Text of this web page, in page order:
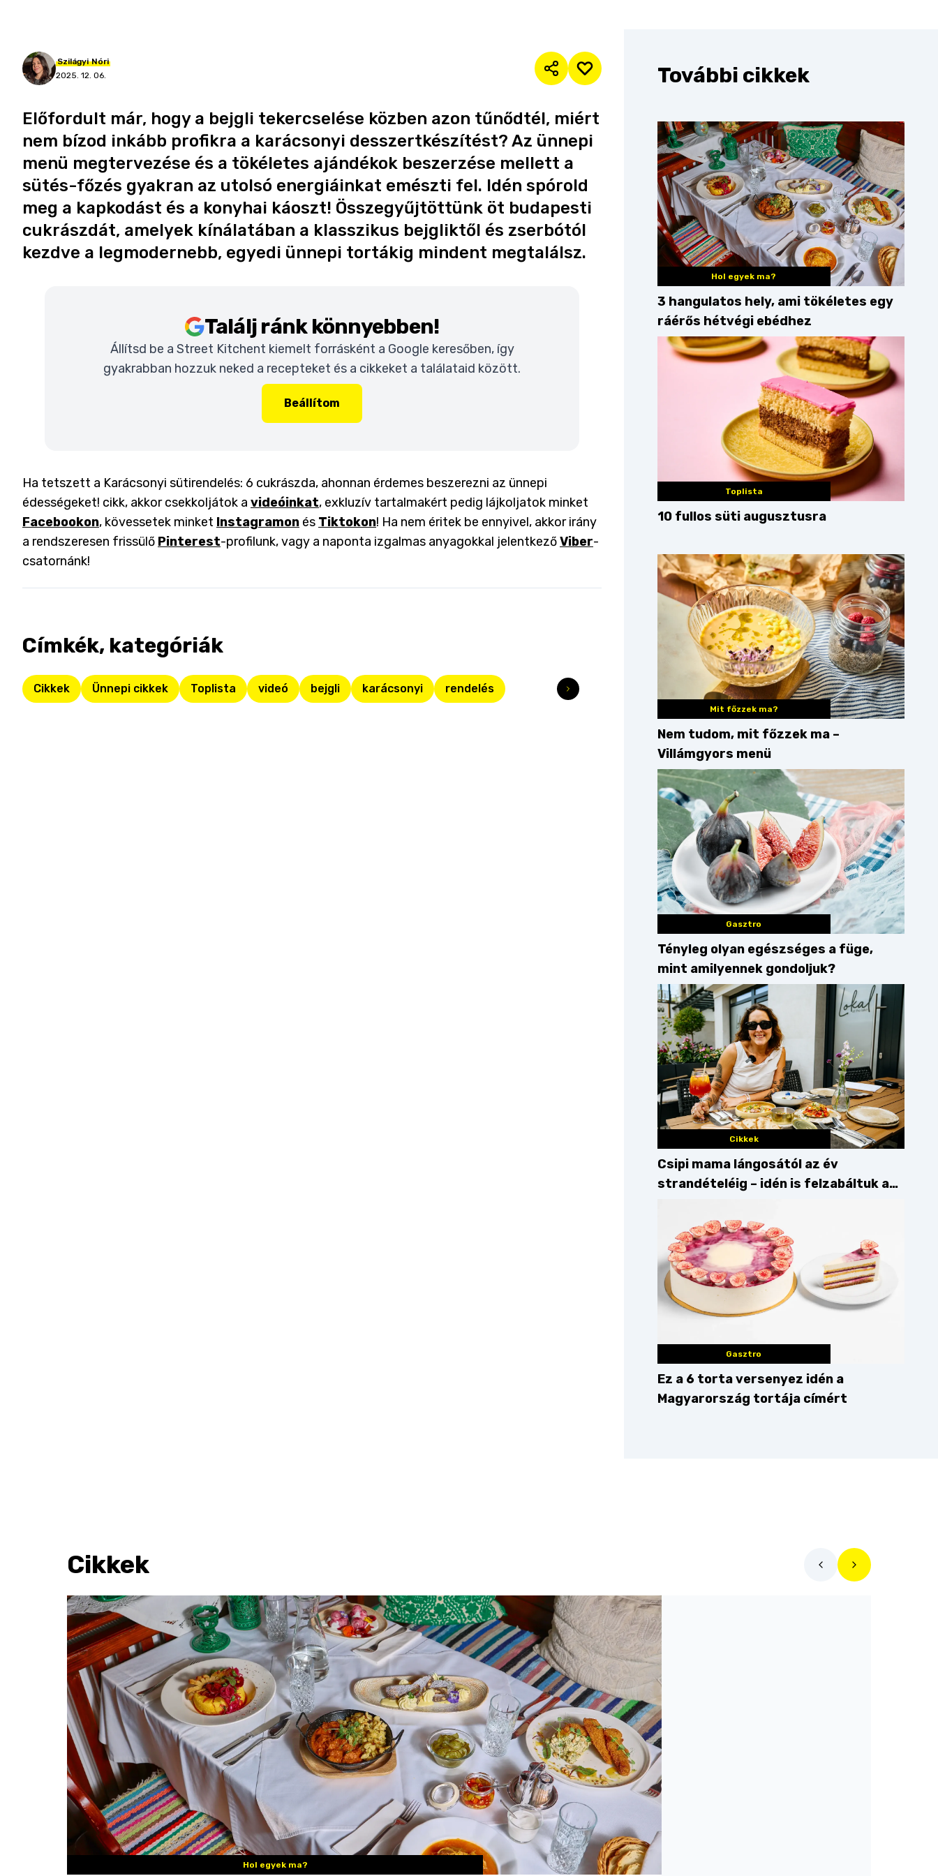
Szilágyi Nóri
2025. 12. 06.
Előfordult már, hogy a bejgli tekercselése közben azon tűnődtél, miért
nem bízod inkább profikra a karácsonyi desszertkészítést? Az ünnepi
menü megtervezése és a tökéletes ajándékok beszerzése mellett a
sütés-főzés gyakran az utolsó energiáinkat emészti fel. Idén spórold
meg a kapkodást és a konyhai káoszt! Összegyűjtöttünk öt budapesti
cukrászdát, amelyek kínálatában a klasszikus bejgliktől és zserbótól
kezdve a legmodernebb, egyedi ünnepi tortákig mindent megtalálsz.
Találj ránk könnyebben!
Állítsd be a Street Kitchent kiemelt forrásként a Google keresőben, így
gyakrabban hozzuk neked a recepteket és a cikkeket a találataid között.
Beállítom
Ha tetszett a Karácsonyi sütirendelés: 6 cukrászda, ahonnan érdemes beszerezni az ünnepi
édességeket! cikk, akkor csekkoljátok a videóinkat, exkluzív tartalmakért pedig lájkoljatok minket
Facebookon, kövessetek minket Instagramon és Tiktokon! Ha nem éritek be ennyivel, akkor irány
a rendszeresen frissülő Pinterest-profilunk, vagy a naponta izgalmas anyagokkal jelentkezőViber-
csatornánk!
Címkék, kategóriák
Cikkek Ünnepi cikkek Toplista videó bejgli karácsonyi rendelés
További cikkek
Hol egyek ma?
3 hangulatos hely, ami tökéletes egy
ráérős hétvégi ebédhez
Toplista
10 fullos süti augusztusra
Mit főzzek ma?
Nem tudom, mit főzzek ma –
Villámgyors menü
Gasztro
Tényleg olyan egészséges a füge,
mint amilyennek gondoljuk?
Cikkek
Csipi mama lángosától az év
strandételéig – idén is felzabáltuk a
Gasztro
Ez a 6 torta versenyez idén a
Magyarország tortája címért
Cikkek
Hol egyek ma?